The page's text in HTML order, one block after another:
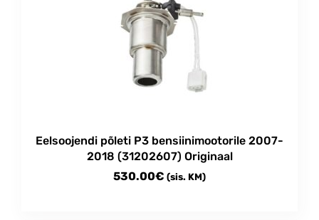
Eelsoojendi põleti P3 bensiinimootorile 2007-
2018 (31202607) Originaal
530.00€ (sis. KM)